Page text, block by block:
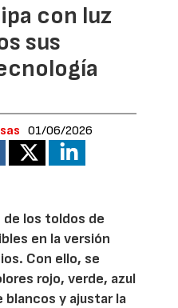
con luz
sus
01/06/2026
de los toldos de
en la versión
Con ello, se
rojo, verde, azul
y ajustar la